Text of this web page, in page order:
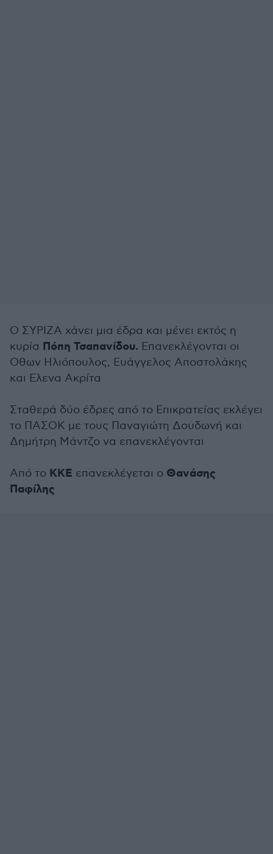
Ο ΣΥΡΙΖΑ χάνει μια έδρα και μένει εκτός η
κυρία Πόπη Τσαπανίδου. Επανεκλέγονται οι
Οθων Ηλιόπουλος, Ευάγγελος Αποστολάκης
και Ελενα Ακρίτα
Σταθερά δύο έδρες από το Επικρατείας εκλέγει
το ΠΑΣΟΚ με τους Παναγιώτη Δουδωνή και
Δημήτρη Μάντζο να επανεκλέγονται
Από το ΚΚΕ επανεκλέγεται ο Θανάσης
Παφίλης